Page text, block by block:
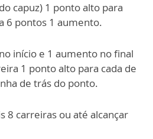
capuz) 1 ponto alto para
6 pontos 1 aumento.
início e 1 aumento no final
1 ponto alto para cada de
de trás do ponto.
8 carreiras ou até alcançar